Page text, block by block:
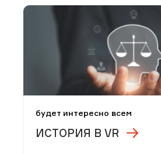
будет интересно всем
ИСТОРИЯ В VR